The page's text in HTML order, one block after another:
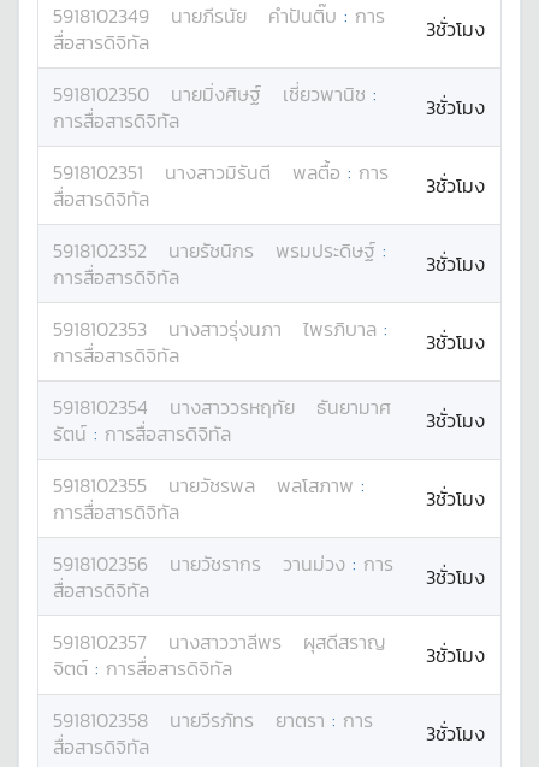
5918102349 นายภีรนัย คำปันติ๊บ : การ
สื่อสารดิจิทัล
3ชั่วโมง
5918102350 นายมิ่งศิษฐ์ เชี่ยวพานิช :
การสื่อสารดิจิทัล
3ชั่วโมง
5918102351 นางสาวมิรันตี พลตื้อ : การ
สื่อสารดิจิทัล
3ชั่วโมง
5918102352 นายรัชนิกร พรมประดิษฐ์ :
การสื่อสารดิจิทัล
3ชั่วโมง
5918102353 นางสาวรุ่งนภา ไพรภิบาล :
การสื่อสารดิจิทัล
3ชั่วโมง
5918102354 นางสาววรหฤทัย
ธันยามาศ
รัตน์ : การสื่อสารดิจิทัล 3ชั่วโมง
5918102355 นายวัชรพล พลโสภาพ :
การสื่อสารดิจิทัล
3ชั่วโมง
5918102356 นายวัชรากร วานม่วง : การ
สื่อสารดิจิทัล
3ชั่วโมง
5918102357 นางสาววาลีพร
ผุสดีสราญ
จิตต์ : การสื่อสารดิจิทัล 3ชั่วโมง
5918102358 นายวีรภัทร ยาตรา : การ
สื่อสารดิจิทัล
3ชั่วโมง